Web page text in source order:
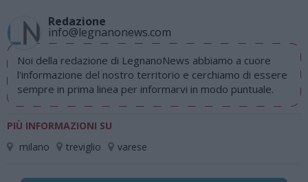
Redazione
info@legnanonews.com
Noi della redazione di LegnanoNews abbiamo a cuore
l'informazione del nostro territorio e cerchiamo di essere
sempre in prima linea per informarvi in modo puntuale.
PIÙ INFORMAZIONI SU
milano
treviglio varese